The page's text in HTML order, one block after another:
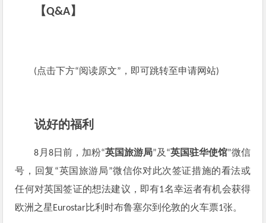
【Q&A】
(点击下方“阅读原文”，即可跳转至申请网站)
说好的福利
8月8日前，加粉“英国旅游局”及“英国驻华使馆”微信
号，回复“英国旅游局”微信你对此次签证措施的看法或
任何对英国签证的想法建议，即有1名幸运者有机会获得
欧洲之星Eurostar比利时布鲁塞尔到伦敦的火车票1张。